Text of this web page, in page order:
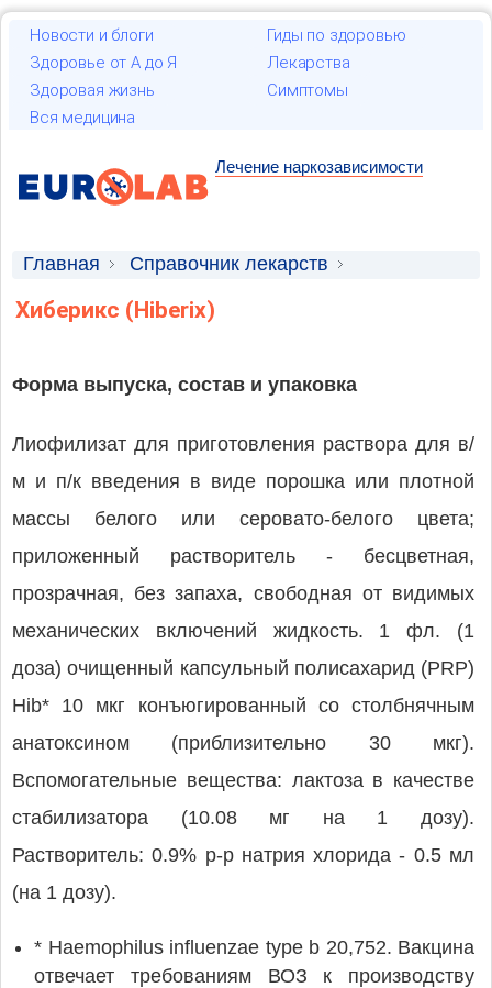
Новости и блоги
Гиды по здоровью
Здоровье от А до Я
Лекарства
Здоровая жизнь
Симптомы
Вся медицина
Лечение наркозависимости
Главная
Справочник лекарств
Лекарственные средства
Хиберикс (Hiberix)
Форма выпуска, состав и упаковка
Лиофилизат для приготовления раствора для в/
м и п/к введения в виде порошка или плотной
массы белого или серовато-белого цвета;
приложенный растворитель - бесцветная,
прозрачная, без запаха, свободная от видимых
механических включений жидкость. 1 фл. (1
доза) очищенный капсульный полисахарид (PRP)
Hib* 10 мкг конъюгированный со столбнячным
анатоксином (приблизительно 30 мкг).
Вспомогательные вещества: лактоза в качестве
стабилизатора (10.08 мг на 1 дозу).
Растворитель: 0.9% р-р натрия хлорида - 0.5 мл
(на 1 дозу).
* Haemophilus influenzae type b 20,752. Вакцина
отвечает требованиям ВОЗ к производству